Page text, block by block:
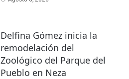
Delfina Gómez inicia la
remodelación del
Zoológico del Parque del
Pueblo en Neza